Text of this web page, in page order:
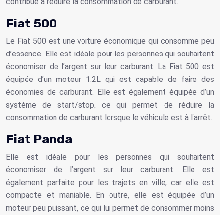
Fiat 500
Le Fiat 500 est une voiture économique qui consomme peu
d’essence. Elle est idéale pour les personnes qui souhaitent
économiser de l’argent sur leur carburant. La Fiat 500 est
équipée d’un moteur 1.2L qui est capable de faire des
économies de carburant. Elle est également équipée d’un
système de start/stop, ce qui permet de réduire la
consommation de carburant lorsque le véhicule est à l’arrêt.
Fiat Panda
Elle est idéale pour les personnes qui souhaitent
économiser de l’argent sur leur carburant. Elle est
également parfaite pour les trajets en ville, car elle est
compacte et maniable. En outre, elle est équipée d’un
moteur peu puissant, ce qui lui permet de consommer moins